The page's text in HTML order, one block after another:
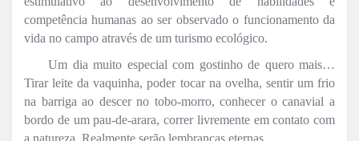
competência humanas ao ser observado o funcionamento da
vida no campo através de um turismo ecológico.
Um dia muito especial com gostinho de quero mais…
Tirar leite da vaquinha, poder tocar na ovelha, sentir um frio
na barriga ao descer no tobo-morro, conhecer o canavial a
bordo de um pau-de-arara, correr livremente em contato com
a natureza. Realmente serão lembranças eternas.